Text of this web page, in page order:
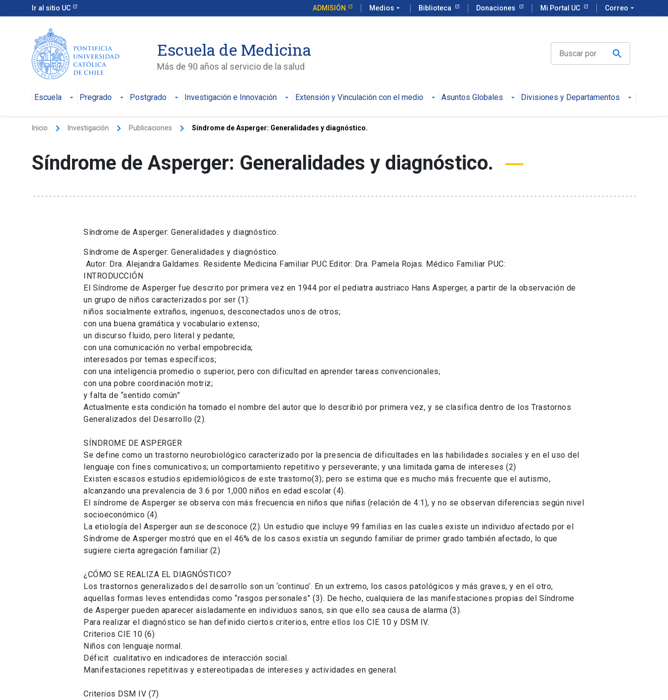
Ir al sitio UC ADMISIÓN Medios arrow_drop_down Biblioteca Donaciones Mi Portal UC Correo arrow_drop_down
Escuela de Medicina
Más de 90 años al servicio de la salud
Escuela Pregrado Postgrado Investigación e Innovación Extensión y Vinculación con el medio Asuntos Globales Divisiones y Departamentos
Inicio keyboard_arrow_right Investigación keyboard_arrow_right Publicaciones keyboard_arrow_right Síndrome de Asperger: Generalidades y diagnóstico.
Síndrome de Asperger: Generalidades y diagnóstico.
Síndrome de Asperger: Generalidades y diagnóstico.
Síndrome de Asperger: Generalidades y diagnóstico.
Autor: Dra. Alejandra Galdames. Residente Medicina Familiar PUC.Editor: Dra. Pamela Rojas. Médico Familiar PUC:
INTRODUCCIÓN
El Síndrome de Asperger fue descrito por primera vez en 1944 por el pediatra austriaco Hans Asperger, a partir de la observación de
un grupo de niños caracterizados por ser (1):
niños socialmente extraños, ingenuos, desconectados unos de otros;
con una buena gramática y vocabulario extenso;
un discurso fluido, pero literal y pedante;
con una comunicación no verbal empobrecida;
interesados por temas específicos;
con una inteligencia promedio o superior, pero con dificultad en aprender tareas convencionales;
con una pobre coordinación motriz;
y falta de “sentido común”
Actualmente esta condición ha tomado el nombre del autor que lo describió por primera vez, y se clasifica dentro de los Trastornos
Generalizados del Desarrollo (2).
SÍNDROME DE ASPERGER
Se define como un trastorno neurobiológico caracterizado por la presencia de dificultades en las habilidades sociales y en el uso del
lenguaje con fines comunicativos; un comportamiento repetitivo y perseverante; y una limitada gama de intereses (2)
Existen escasos estudios epidemiológicos de este trastorno(3); pero se estima que es mucho más frecuente que el autismo,
alcanzando una prevalencia de 3.6 por 1,000 niños en edad escolar (4).
El síndrome de Asperger se observa con más frecuencia en niños que niñas (relación de 4:1), y no se observan diferencias según nivel
socioeconómico (4).
La etiología del Asperger aun se desconoce (2). Un estudio que incluye 99 familias en las cuales existe un individuo afectado por el
Síndrome de Asperger mostró que en el 46% de los casos existía un segundo familiar de primer grado también afectado, lo que
sugiere cierta agregación familiar (2)
¿CÓMO SE REALIZA EL DIAGNÓSTICO?
Los trastornos generalizados del desarrollo son un ‘continuo’. En un extremo, los casos patológicos y más graves, y en el otro,
aquellas formas leves entendidas como “rasgos personales” (3). De hecho, cualquiera de las manifestaciones propias del Síndrome
de Asperger pueden aparecer aisladamente en individuos sanos, sin que ello sea causa de alarma (3).
Para realizar el diagnóstico se han definido ciertos criterios, entre ellos los CIE 10 y DSM IV.
Criterios CIE 10 (6)
Niños con lenguaje normal.
Déficit cualitativo en indicadores de interacción social.
Manifestaciones repetitivas y estereotipadas de intereses y actividades en general.
Criterios DSM IV (7)